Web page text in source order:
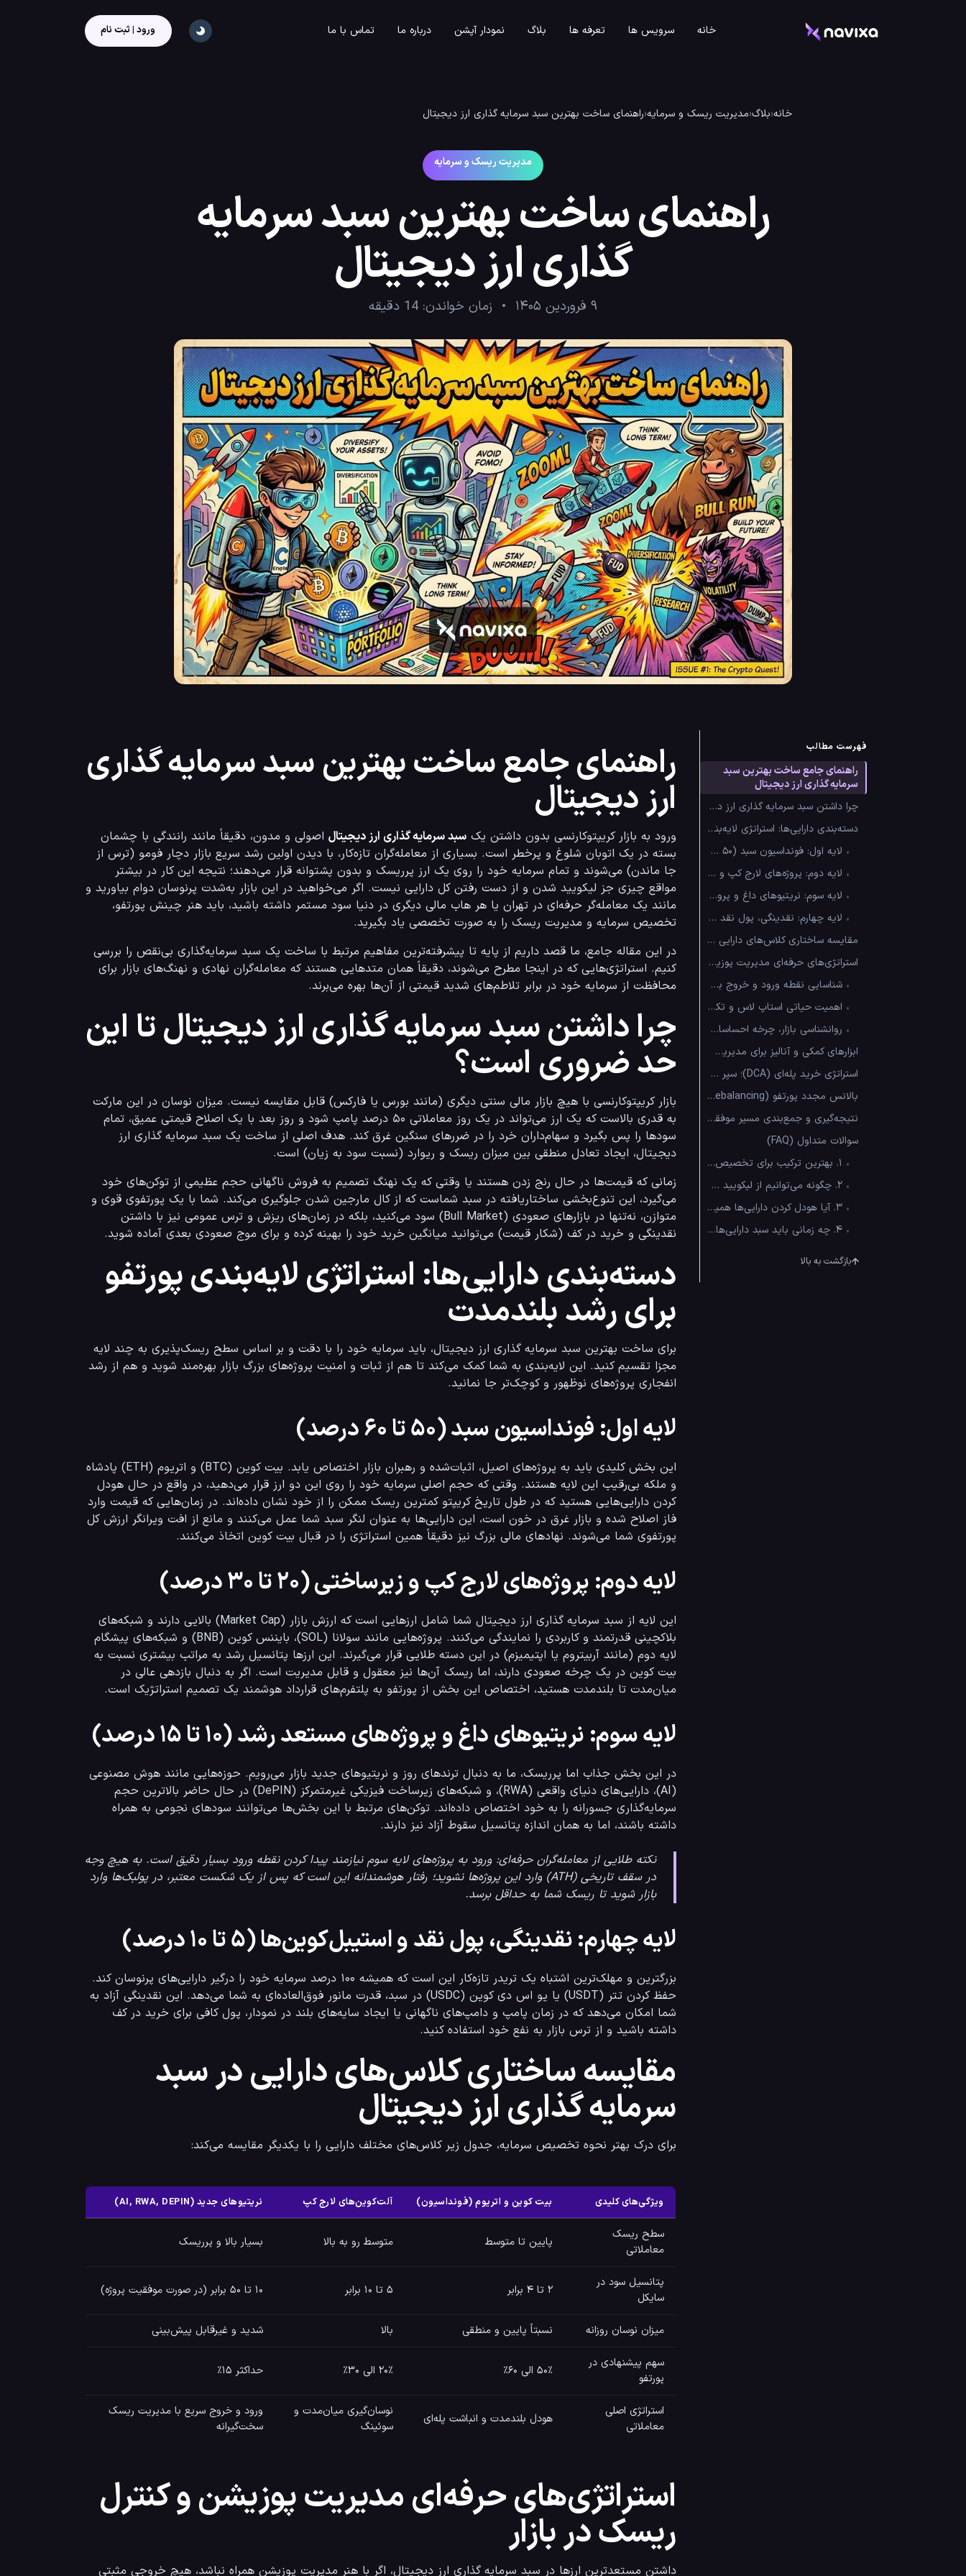
خانه سرویس ها تعرفه ها بلاگ نمودار آپشن درباره ما تماس با ما ورود | ثبت نام
خانه‹بلاگ‹مدیریت ریسک و سرمایه‹راهنمای ساخت بهترین سبد سرمایه گذاری ارز دیجیتال
مدیریت ریسک و سرمایه
راهنمای ساخت بهترین سبد سرمایه
گذاری ارز دیجیتال
۹ فروردین ۱۴۰۵ زمان خواندن: 14 دقیقه
فهرست مطالب
راهنمای جامع ساخت بهترین سبد
سرمایه گذاری ارز دیجیتال
چرا داشتن سبد سرمایه گذاری ارز دیجیتال تا این حد ضروری است؟
دسته‌بندی دارایی‌ها: استراتژی لایه‌بندی پورتفو برای رشد بلندمدت
• لایه اول: فونداسیون سبد (۵۰ تا ۶۰ درصد)
• لایه دوم: پروژه‌های لارج کپ و زیرساختی (۲۰ تا ۳۰ درصد)
• لایه سوم: نریتیوهای داغ و پروژه‌های مستعد رشد (۱۰ تا ۱۵ درصد)
• لایه چهارم: نقدینگی، پول نقد و استیبل‌کوین‌ها (۵ تا ۱۰ درصد)
مقایسه ساختاری کلاس‌های دارایی در سبد سرمایه گذاری ارز دیجیتال
استراتژی‌های حرفه‌ای مدیریت پوزیشن و کنترل ریسک در بازار
• شناسایی نقطه ورود و خروج بهینه (Entry & Exit)
• اهمیت حیاتی استاپ لاس و تکنیک ریسک فری کردن
• روانشناسی بازار، چرخه احساسات و غلبه بر فومو
ابزارهای کمکی و آنالیز برای مدیریت بهینه پورتفو
استراتژی خرید پله‌ای (DCA)؛ سپر دفاعی در برابر نوسان
بالانس مجدد پورتفو (Rebalancing) در سایکل‌های بازار
نتیجه‌گیری و جمع‌بندی مسیر موفقیت
سوالات متداول (FAQ)
• ۱. بهترین ترکیب برای تخصیص دارایی در سبد سرمایه گذاری ارز دیجیتال چیست؟
• ۲. چگونه می‌توانیم از لیکویید شدن در بازارهای به‌شدت پرنوسان جلوگیری کنیم؟
• ۳. آیا هودل کردن دارایی‌ها همیشه استراتژی بهتری نسبت به ترید روزانه (Day Trading) است؟
• ۴. چه زمانی باید سبد دارایی‌های خود را بالانس مجدد (Rebalance) کنیم؟
بازگشت به بالا
راهنمای جامع ساخت بهترین سبد سرمایه گذاری
ارز دیجیتال
ورود به بازار کریپتوکارنسی بدون داشتن یک سبد سرمایه گذاری ارز دیجیتال
تخصیص سرمایه و مدیریت ریسک را به صورت تخصصی یاد بگیرید.
محافظت از سرمایه خود در برابر تلاطم‌های شدید قیمتی از آن‌ها بهره می‌برند.
چرا داشتن سبد سرمایه گذاری ارز دیجیتال تا این
حد ضروری است؟
دیجیتال، ایجاد تعادل منطقی بین میزان ریسک و ریوارد (نسبت سود به زیان) است.
نقدینگی و خرید در کف (شکار قیمت) می‌توانید میانگین خرید خود را بهینه کرده و برای موج صعودی بعدی آماده شوید.
دسته‌بندی دارایی‌ها: استراتژی لایه‌بندی پورتفو
برای رشد بلندمدت
انفجاری پروژه‌های نوظهور و کوچک‌تر جا نمانید.
لایه اول: فونداسیون سبد (۵۰ تا ۶۰ درصد)
پورتفوی شما می‌شوند. نهادهای مالی بزرگ نیز دقیقاً همین استراتژی را در قبال بیت کوین اتخاذ می‌کنند.
لایه دوم: پروژه‌های لارج کپ و زیرساختی (۲۰ تا ۳۰ درصد)
میان‌مدت تا بلندمدت هستید، اختصاص این بخش از پورتفو به پلتفرم‌های قرارداد هوشمند یک تصمیم استراتژیک است.
لایه سوم: نریتیوهای داغ و پروژه‌های مستعد رشد (۱۰ تا ۱۵ درصد)
داشته باشند، اما به همان اندازه پتانسیل سقوط آزاد نیز دارند.
نکته طلایی از معامله‌گران حرفه‌ای: ورود به پروژه‌های لایه سوم نیازمند پیدا کردن نقطه ورود بسیار دقیق است. به هیچ وجه
در سقف تاریخی (ATH) وارد این پروژه‌ها نشوید؛ رفتار هوشمندانه این است که پس از یک شکست معتبر، در پولبک‌ها وارد
بازار شوید تا ریسک شما به حداقل برسد.
لایه چهارم: نقدینگی، پول نقد و استیبل‌کوین‌ها (۵ تا ۱۰ درصد)
داشته باشید و از ترس بازار به نفع خود استفاده کنید.
مقایسه ساختاری کلاس‌های دارایی در سبد
سرمایه گذاری ارز دیجیتال
برای درک بهتر نحوه تخصیص سرمایه، جدول زیر کلاس‌های مختلف دارایی را با یکدیگر مقایسه می‌کند:
ویژگی‌های کلیدی بیت کوین و اتریوم (فونداسیون) آلت‌کوین‌های لارج کپ نریتیوهای جدید (AI, RWA, DEPIN)
سطح ریسک
معاملاتی
پایین تا متوسط متوسط رو به بالا بسیار بالا و پرریسک
پتانسیل سود در
سایکل
۲ تا ۴ برابر ۵ تا ۱۰ برابر ۱۰ تا ۵۰ برابر (در صورت موفقیت پروژه)
میزان نوسان روزانه نسبتاً پایین و منطقی بالا شدید و غیرقابل پیش‌بینی
سهم پیشنهادی در
پورتفو
۵۰٪ الی ۶۰٪ ۲۰٪ الی ۳۰٪ حداکثر ۱۵٪
استراتژی اصلی
معاملاتی
هودل بلندمدت و انباشت پله‌ای
نوسان‌گیری میان‌مدت و
سوئینگ
ورود و خروج سریع با مدیریت ریسک
سخت‌گیرانه
استراتژی‌های حرفه‌ای مدیریت پوزیشن و کنترل
ریسک در بازار